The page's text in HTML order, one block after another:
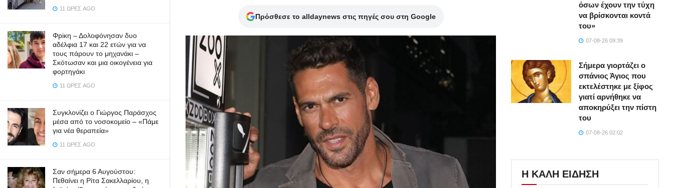
11 ΏΡΕΣ AGO
Φpiκη – Δολοφόνησαν δυο
αδέλφια 17 και 22 ετών για να
τους πάρουν το μηχανάκι –
Σκότωσαν και μια οικογένεια για
φορτηγάκι
11 ΏΡΕΣ AGO
Συγκλονίζει ο Γιώργος Παράσχος
μέσα από το νοσοκομείο – «Πάμε
για νέα θεραπεία»
11 ΏΡΕΣ AGO
Σαν σήμερα 6 Αυγούστου:
Πεθαίνει η Ρίτα Σακελλαρίου, η
Πρόσθεσε το alldaynews στις πηγές σου στη Google
όσων έχουν την τύχη
να βρίσκονται κοντά
του»
07-08-26 09:39
Σήμερα γιορτάζει ο
σπάνιος Άγιος που
εκτελέστηκε με ξίφος
γιατί αρνήθηκε να
αποκηρύξει την πίστη
του
07-08-26 02:02
Η ΚΑΛΗ ΕΙΔΗΣΗ